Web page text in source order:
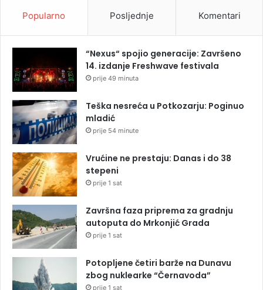
Popularno Posljednje Komentari
“Nexus“ spojio generacije: Završeno
14. izdanje Freshwave festivala
prije 49 minuta
Teška nesreća u Potkozarju: Poginuo
mladić
prije 54 minute
Vrućine ne prestaju: Danas i do 38
stepeni
prije 1 sat
Završna faza priprema za gradnju
autoputa do Mrkonjić Grada
prije 1 sat
Potopljene četiri barže na Dunavu
zbog nuklearke “Černavoda”
prije 1 sat